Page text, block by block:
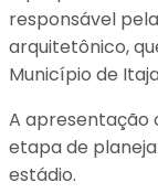
responsável
arquitetônico,
Município de
A apresentação
etapa de
estádio.